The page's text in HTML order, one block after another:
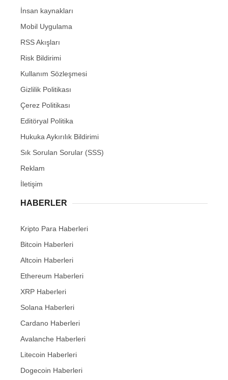
İnsan kaynakları
Mobil Uygulama
RSS Akışları
Risk Bildirimi
Kullanım Sözleşmesi
Gizlilik Politikası
Çerez Politikası
Editöryal Politika
Hukuka Aykırılık Bildirimi
Sık Sorulan Sorular (SSS)
Reklam
İletişim
HABERLER
Kripto Para Haberleri
Bitcoin Haberleri
Altcoin Haberleri
Ethereum Haberleri
XRP Haberleri
Solana Haberleri
Cardano Haberleri
Avalanche Haberleri
Litecoin Haberleri
Dogecoin Haberleri